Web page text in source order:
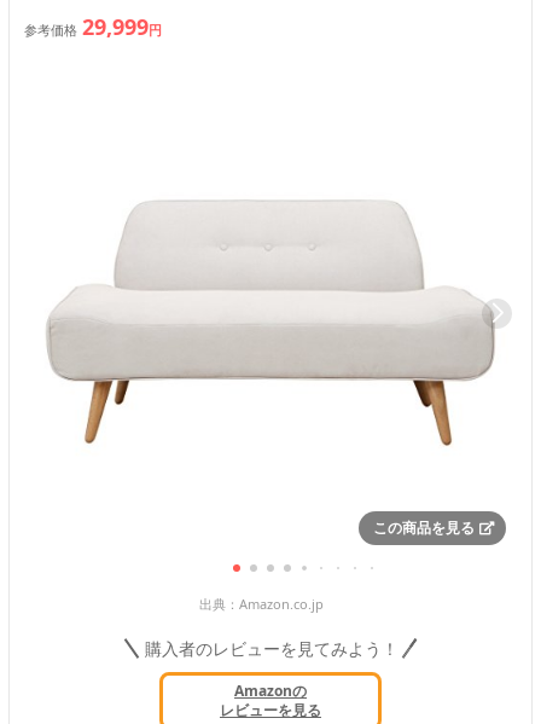
参考価格 29,999円
この商品を見る
出典： Amazon.co.jp
購入者のレビューを見てみよう！
Amazonの
レビューを見る